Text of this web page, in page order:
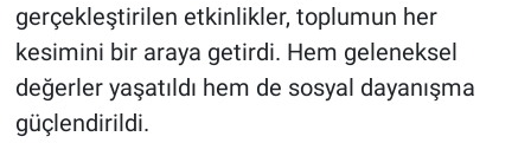
gerçekleştirilen etkinlikler, toplumun her
kesimini bir araya getirdi. Hem geleneksel
değerler yaşatıldı hem de sosyal dayanışma
güçlendirildi.